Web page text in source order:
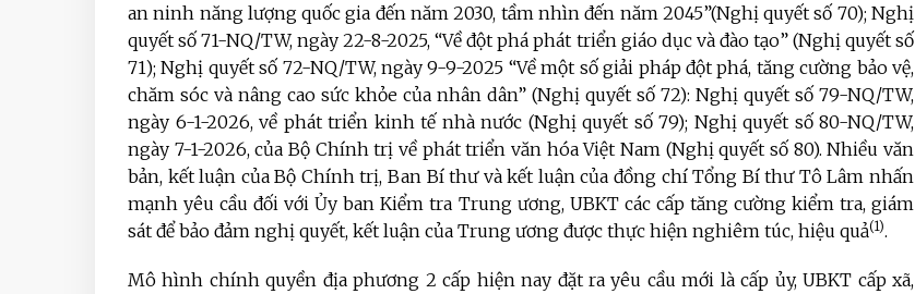
an ninh năng lượng quốc gia đến năm 2030, tầm nhìn đến năm 2045”(Nghị quyết số 70); Nghị
quyết số 71-NQ/TW, ngày 22-8-2025, “Về đột phá phát triển giáo dục và đào tạo” (Nghị quyết số
71); Nghị quyết số 72-NQ/TW, ngày 9-9-2025 “Về một số giải pháp đột phá, tăng cường bảo vệ,
chăm sóc và nâng cao sức khỏe của nhân dân” (Nghị quyết số 72): Nghị quyết số 79-NQ/TW,
ngày 6-1-2026, về phát triển kinh tế nhà nước (Nghị quyết số 79); Nghị quyết số 80-NQ/TW,
ngày 7-1-2026, của Bộ Chính trị về phát triển văn hóa Việt Nam (Nghị quyết số 80). Nhiều văn
bản, kết luận của Bộ Chính trị, Ban Bí thư và kết luận của đồng chí Tổng Bí thư Tô Lâm nhấn
mạnh yêu cầu đối với Ủy ban Kiểm tra Trung ương, UBKT các cấp tăng cường kiểm tra, giám
sát để bảo đảm nghị quyết, kết luận của Trung ương được thực hiện nghiêm túc, hiệu quả(1).
Mô hình chính quyền địa phương 2 cấp hiện nay đặt ra yêu cầu mới là cấp ủy, UBKT cấp xã,